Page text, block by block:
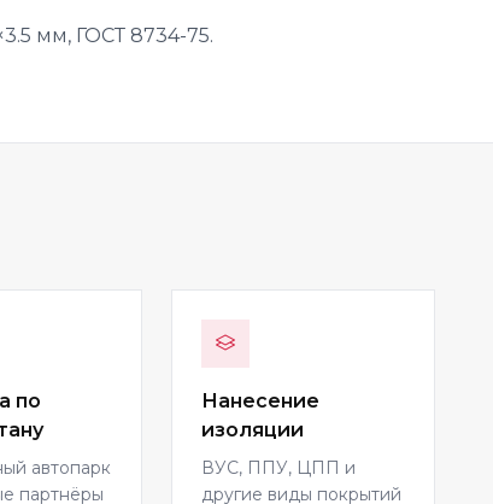
мм, ГОСТ 8734-75.
по
автопарк
партнёры
Нанесение
изоляции
ВУС, ППУ, ЦПП и
другие виды покрытий